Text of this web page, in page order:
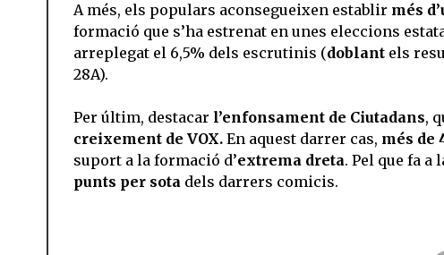
A més, els populars aconsegueixen establir més
formació que s’ha estrenat en unes eleccions
arreplegat el 6,5% dels escrutinis (doblant els
28A).
Per últim, destacar l’enfonsament de Ciutadans,
creixement de VOX. En aquest darrer cas, més de
suport a la formació d’extrema dreta. Pel que fa a
punts per sota dels darrers comicis.